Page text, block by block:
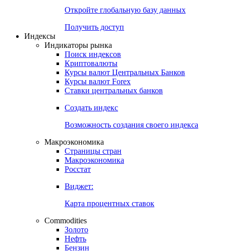
Календарь инвестора
Попробуйте7-дневный
Откройте глобальную базу данных
Получить доступ
Индикаторы рынка
Поиск индексов
Курсы валют Центральных Банков
Ставки центральных банков
Создать индекс
Возможность создания своего индекса
Страницы стран
Росстат
Виджет:
Карта процентных ставок